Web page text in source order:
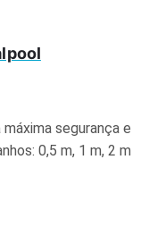
segurança e
0,5 m, 1 m, 2 m